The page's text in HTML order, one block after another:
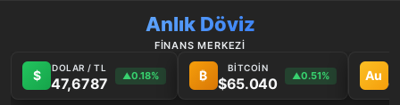
Anlık Döviz
FİNANS MERKEZİ
$ DOLAR / TL
47,6787 ▲0.18% ₿ BİTCOİN
$65.040 ▲0.51% Au